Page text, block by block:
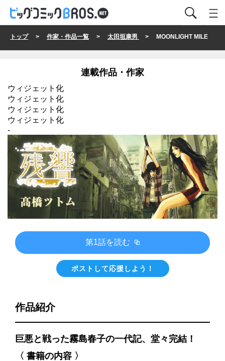
トップ> 作家・作品一覧 > 太田垣康男 > MOONLIGHT MILE
連載作品・作家
ウィジェット化
ウィジェット化
ウィジェット化
ウィジェット化
-
第1話を読む
ポストして応援しよう！
作品紹介
巨悪と戦った霧島春子の一代記、堂々完結！
〈 書籍の内容 〉